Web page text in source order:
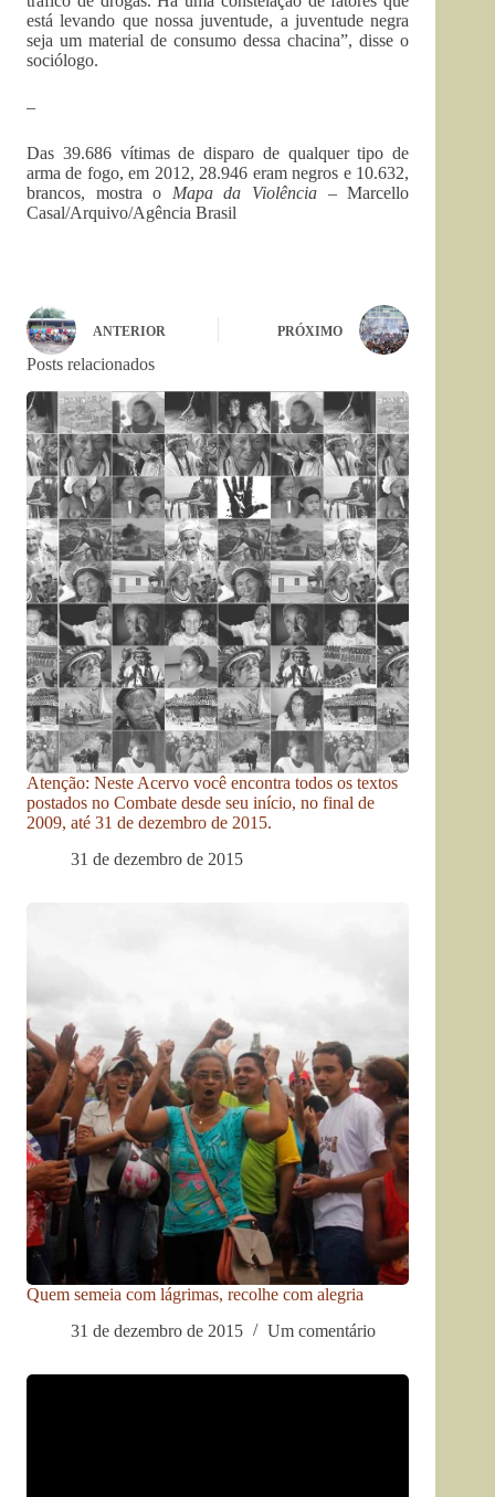
está levando que nossa juventude, a juventude negra
seja um material de consumo dessa chacina”, disse o
sociólogo.
–
Das 39.686 vítimas de disparo de qualquer tipo de
arma de fogo, em 2012, 28.946 eram negros e 10.632,
brancos, mostra o Mapa da Violência –Marcello
Casal/Arquivo/Agência Brasil
ANTERIOR PRÓXIMO
Posts relacionados
Atenção: Neste Acervo você encontra todos os textos
postados no Combate desde seu início, no final de
2009, até 31 de dezembro de 2015.
31 de dezembro de 2015
Quem semeia com lágrimas, recolhe com alegria
31 de dezembro de 2015
Um comentário